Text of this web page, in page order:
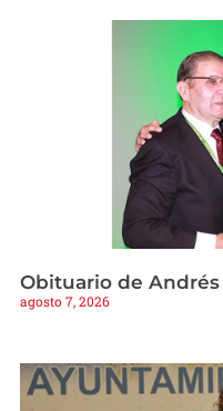
Obituario de Andrés
agosto 7, 2026